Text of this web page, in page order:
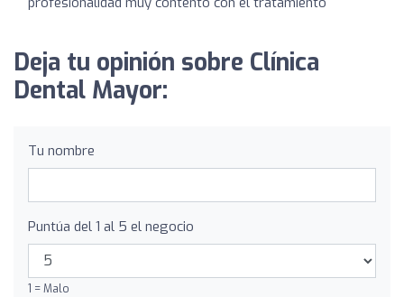
Deja tu opinión sobre Clínica
Dental Mayor:
Tu nombre
Puntúa del 1 al 5 el negocio
1 = Malo